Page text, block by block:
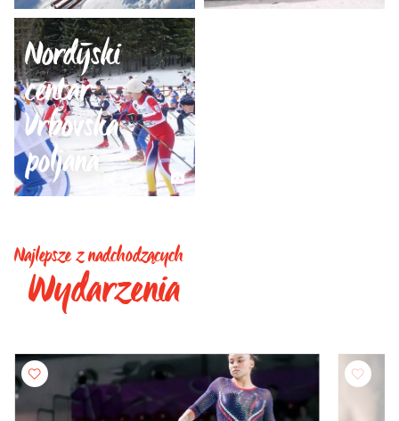
Nordijski
centar
Vrbovska
poljana
Najlepsze z nadchodzących
Wydarzenia